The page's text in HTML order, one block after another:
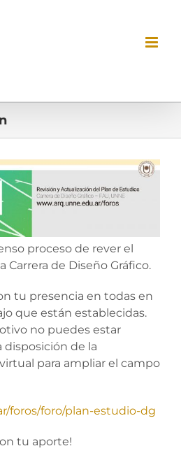
proceso de rever el
Carrera de Diseño Gráfico.
tu presencia en todas en
que están establecidas.
no puedes estar
disposición de la
para ampliar el campo
foros/foro/plan-estudio-dg
tu aporte!